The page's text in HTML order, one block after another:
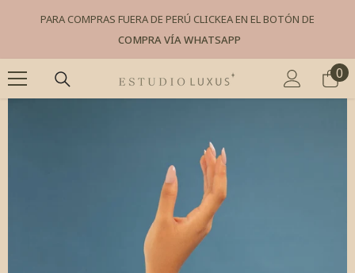
SKIP TO CONTENT
PARA COMPRAS FUERA DE PERÚ CLICKEA EN EL BOTÓN DE
COMPRA VÍA WHATSAPP
00